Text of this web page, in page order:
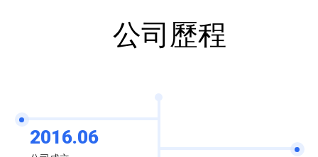
公司歷程
2016.06